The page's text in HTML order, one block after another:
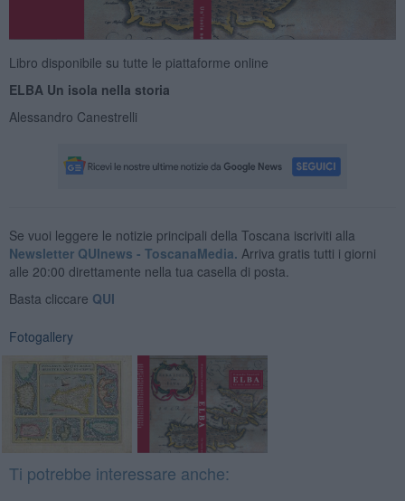
Libro disponibile su tutte le piattaforme online
ELBA Un isola nella storia
Alessandro Canestrelli
Se vuoi leggere le notizie principali della Toscana iscriviti alla
Newsletter QUInews - ToscanaMedia. Arriva gratis tutti i giorni
alle 20:00 direttamente nella tua casella di posta.
Basta cliccare QUI
Fotogallery
Ti potrebbe interessare anche: